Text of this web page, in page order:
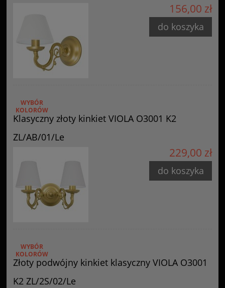
156,00 zł
do koszyka
Klasyczny złoty kinkiet VIOLA O3001 K2
ZL/AB/01/Le
WYBÓR
KOLORÓW
229,00 zł
do koszyka
Złoty podwójny kinkiet klasyczny VIOLA O3001
K2 ZL/2S/02/Le
WYBÓR
KOLORÓW